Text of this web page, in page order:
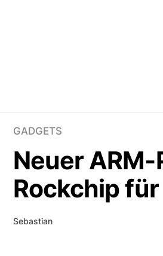
GADGETS
Neuer
Rockchip
Sebastian